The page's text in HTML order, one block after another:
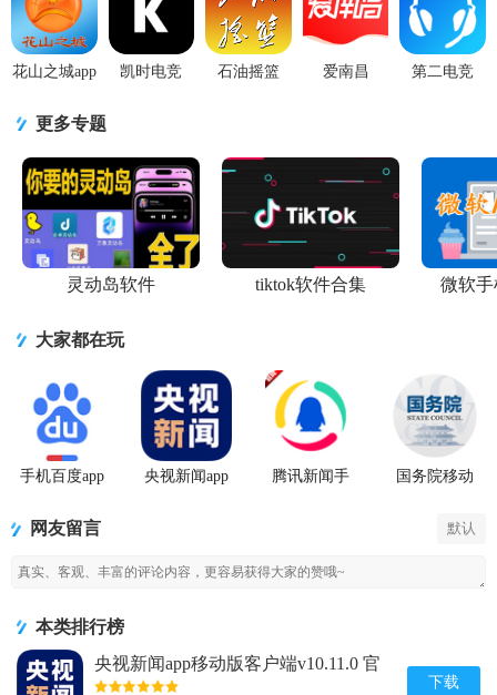
新版
版
最新版
花山之城app
新版
凯时电竞
石油摇篮
爱南昌
第二电竞
更多专题
灵动岛软件 tiktok软件合集 微软手
大家都在玩
手机百度app
央视新闻app
腾讯新闻手
国务院移动
网友留言 默认
本类排行榜
央视新闻app移动版客户端v10.11.0 官
方最新版
下载